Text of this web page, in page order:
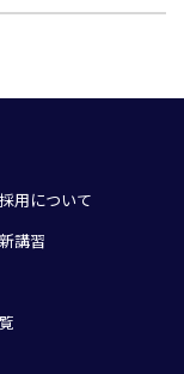
用について
講習